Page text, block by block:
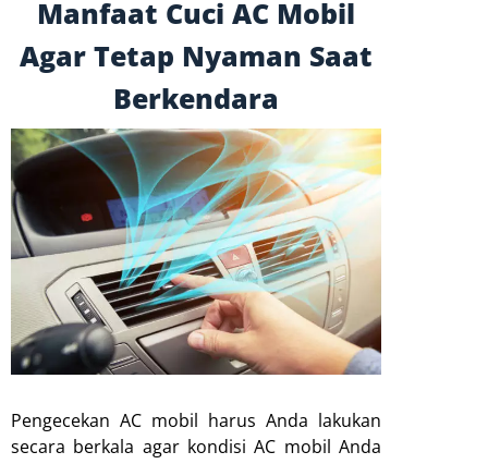
Manfaat Cuci AC Mobil
Agar Tetap Nyaman Saat
Berkendara
Pengecekan AC mobil harus Anda lakukan
secara berkala agar kondisi AC mobil Anda